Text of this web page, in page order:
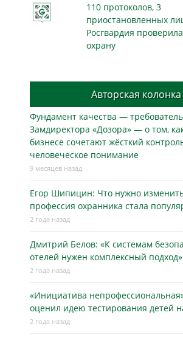
110 протоколов, 3
приостановленных
Росгвардия
охрану
Авторская колонка
Фундамент качества —
Замдиректора «Дозора» — о том,
бизнесe сочетают жёсткий
человеческое понимание
9 месяцев назад
Егор Шипицин: Что нужно
профессия охранника стала
2 года назад
Дмитрий Белов: «К системам
отелей нужен комплексный подход»
2 года назад
«Инициатива
оценил идею тестирования детей
2 года назад